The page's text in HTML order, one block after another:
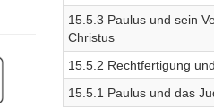
15.5.3 Paulus und sein
Christus
15.5.2 Rechtfertigung
15.5.1 Paulus und das